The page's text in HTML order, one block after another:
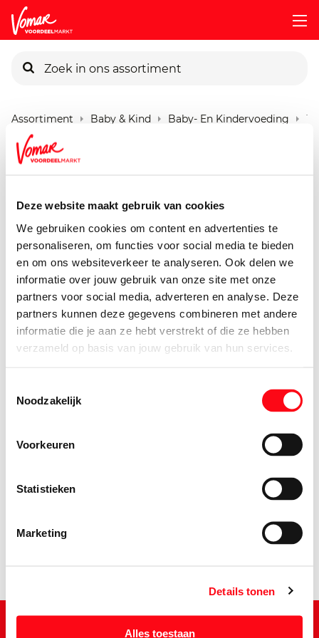
Deze website maakt gebruik van cookies
We gebruiken cookies om content en advertenties te
personaliseren, om functies voor social media te bieden
en om ons websiteverkeer te analyseren. Ook delen we
informatie over jouw gebruik van onze site met onze
partners voor social media, adverteren en analyse. Deze
partners kunnen deze gegevens combineren met andere
informatie die je aan ze hebt verstrekt of die ze hebben
verzameld op basis van jouw gebruik van hun services.
Noodzakelijk
Voorkeuren
Statistieken
Marketing
Details tonen
Alles toestaan
Pincode vergeten
Persoonlijk KIK-account
Assortiment Baby & Kind Baby- En Kindervoeding
12m432 Olvarit Knijp Kokos
1.08